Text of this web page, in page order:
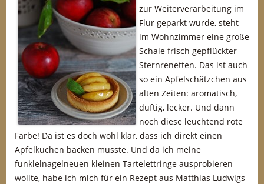
zur Weiterverarbeitung im
Flur geparkt wurde, steht
im Wohnzimmer eine große
Schale frisch gepflückter
Sternrenetten. Das ist auch
so ein Apfelschätzchen aus
alten Zeiten: aromatisch,
duftig, lecker. Und dann
noch diese leuchtend rote
Farbe! Da ist es doch wohl klar, dass ich direkt einen
Apfelkuchen backen musste. Und da ich meine
funklelnagelneuen kleinen Tartelettringe ausprobieren
wollte, habe ich mich für ein Rezept aus Matthias Ludwigs